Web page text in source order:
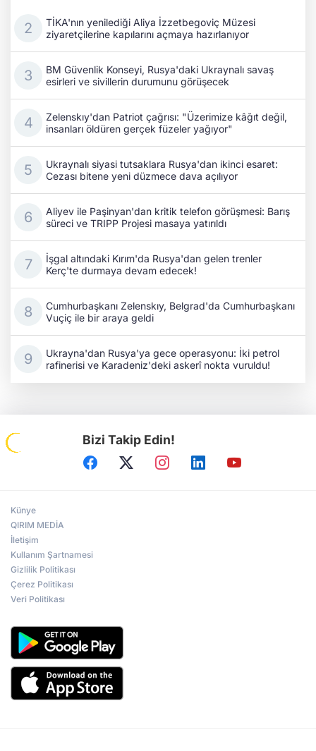
TİKA'nın yenilediği Aliya İzzetbegoviç Müzesi
ziyaretçilerine kapılarını açmaya hazırlanıyor
BM Güvenlik Konseyi, Rusya'daki Ukraynalı savaş
esirleri ve sivillerin durumunu görüşecek
Zelenskıy'dan Patriot çağrısı: "Üzerimize kâğıt değil,
insanları öldüren gerçek füzeler yağıyor"
Ukraynalı siyasi tutsaklara Rusya'dan ikinci esaret:
Cezası bitene yeni düzmece dava açılıyor
Aliyev ile Paşinyan'dan kritik telefon görüşmesi: Barış
süreci ve TRIPP Projesi masaya yatırıldı
İşgal altındaki Kırım'da Rusya'dan gelen trenler
Kerç'te durmaya devam edecek!
Cumhurbaşkanı Zelenskıy, Belgrad'da Cumhurbaşkanı
Vuçiç ile bir araya geldi
Ukrayna'dan Rusya'ya gece operasyonu: İki petrol
rafinerisi ve Karadeniz'deki askerî nokta vuruldu!
Bizi Takip Edin!
Künye
QIRIM MEDİA
İletişim
Kullanım Şartnamesi
Gizlilik Politikası
Çerez Politikası
Veri Politikası